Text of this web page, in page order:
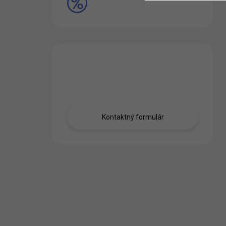
Kontaktný formulár